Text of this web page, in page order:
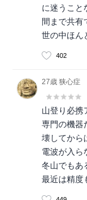
に迷うこと
間まで共有
世の中ほん
402
27歳 狭心症
山登り必携
専門の機器
壊してから
電波が入ら
冬山でもあ
最近は精度